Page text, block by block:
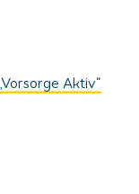
Aktiv“